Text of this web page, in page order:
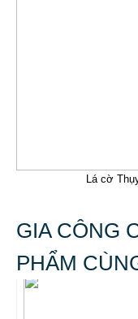
Lá cờ
GIA CÔNG
PHẨM